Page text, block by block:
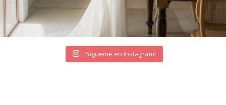
¡Sígueme en Instagram!